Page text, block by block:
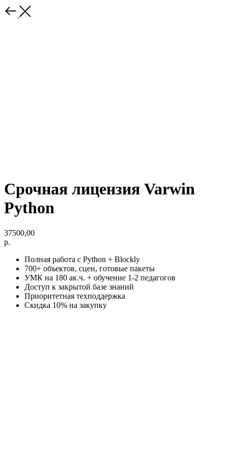
Cрочная лицензия Varwin
Python
37500,00
р.
Полная работа с Python + Blockly
700+ объектов, сцен, готовые пакеты
УМК на 180 ак.ч. + обучение 1-2 педагогов
Доступ к закрытой базе знаний
Приоритетная техподдержка
Скидка 10% на закупку